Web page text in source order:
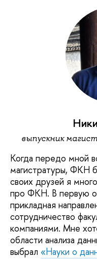
выпускник
Когда передо мной
магистратуры, ФКН
своих друзей я
про ФКН. В первую
прикладная
сотрудничество
компаниями. Мне
области анализа
выбрал «Науки о